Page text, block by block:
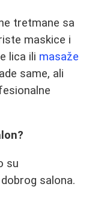
tretmane sa
maskice i
lica ili masaže
same, ali
su
salona.